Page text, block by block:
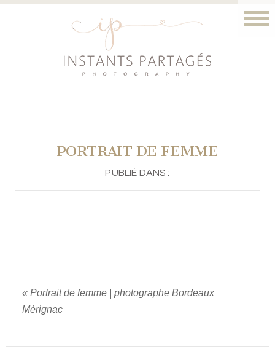
PORTRAIT DE FEMME
PUBLIÉ DANS :
« Portrait de femme | photographe Bordeaux
Mérignac